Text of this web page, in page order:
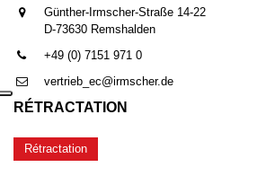
Günther-Irmscher-Straße 14-22
D-73630 Remshalden
+49 (0) 7151 971 0
vertrieb_ec@irmscher.de
RÉTRACTATION
Rétractation